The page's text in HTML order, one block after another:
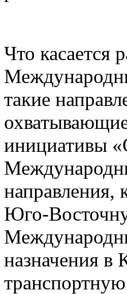
Что
такие
инициативы
Юго-
назначения